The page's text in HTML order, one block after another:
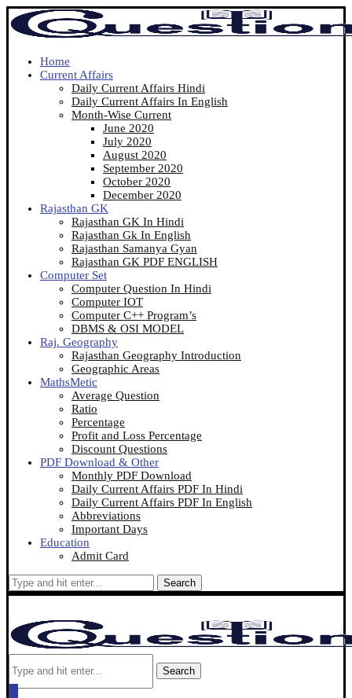
Home
Current Affairs
Daily Current Affairs Hindi
Daily Current Affairs In English
Month-Wise Current
June 2020
July 2020
August 2020
September 2020
October 2020
December 2020
Rajasthan GK
Rajasthan GK In Hindi
Rajasthan Gk In English
Rajasthan Samanya Gyan
Rajasthan GK PDF ENGLISH
Computer Set
Computer Question In Hindi
Computer IOT
Computer C++ Program’s
DBMS & OSI MODEL
Raj. Geography
Rajasthan Geography Introduction
Geographic Areas
MathsMetic
Average Question
Ratio
Percentage
Profit and Loss Percentage
Discount Questions
PDF Download & Other
Monthly PDF Download
Daily Current Affairs PDF In Hindi
Daily Current Affairs PDF In English
Abbreviations
Important Days
Education
Admit Card
Search
Search